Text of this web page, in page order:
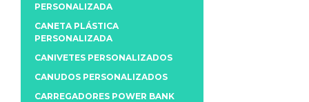
PERSONALIZADA
CANETA PLÁSTICA
PERSONALIZADA
CANIVETES PERSONALIZADOS
CANUDOS PERSONALIZADOS
CARREGADORES POWER BANK